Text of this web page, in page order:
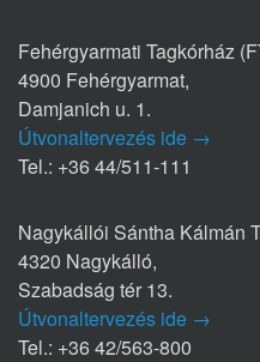
Fehérgyarmati Tagkórház
4900 Fehérgyarmat,
Damjanich u. 1.
Útvonaltervezés ide →
Tel.: +36 44/511-111
Nagykállói Sántha Kálmán
4320 Nagykálló,
Szabadság tér 13.
Útvonaltervezés ide →
Tel.: +36 42/563-800